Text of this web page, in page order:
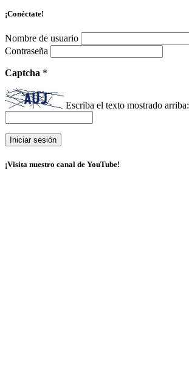
¡Conéctate!
Nombre de usuario
Contraseña
Captcha *
Escriba el texto mostrado arriba:
¡Visita nuestro canal de YouTube!